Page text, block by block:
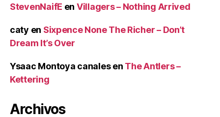
StevenNaifE en Villagers – Nothing Arrived
caty en Sixpence None The Richer – Don’t
Dream It’s Over
Ysaac Montoya canalesen The Antlers –
Kettering
Archivos